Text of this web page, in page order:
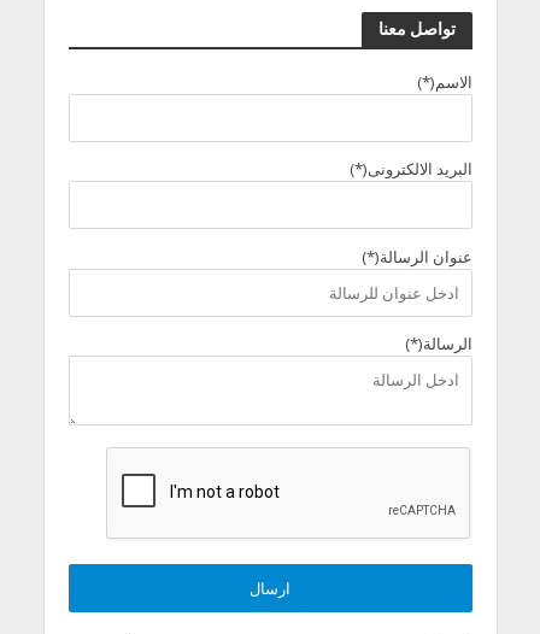
تواصل معنا
الاسم(*)
البريد الالكترونى(*)
عنوان الرسالة(*)
الرسالة(*)